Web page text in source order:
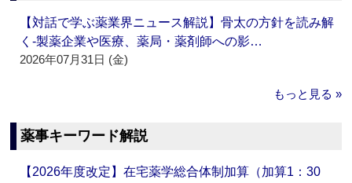
【対話で学ぶ薬業界ニュース解説】骨太の方針を読み解
く‐製薬企業や医療、薬局・薬剤師への影…
2026年07月31日 (金)
もっと見る »
薬事キーワード解説
【2026年度改定】在宅薬学総合体制加算（加算1：30